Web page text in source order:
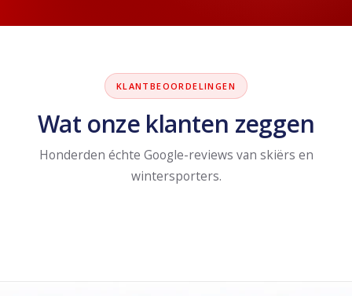
KLANTBEOORDELINGEN
Wat onze klanten zeggen
Honderden échte Google-reviews van skiërs en
wintersporters.